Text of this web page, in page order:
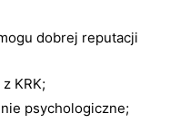
dobrej reputacji
KRK;
psychologiczne;